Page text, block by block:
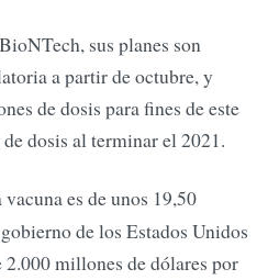
sus planes son
a partir de octubre, y
de dosis para fines de este
dosis al terminar el 2021.
es de unos 19,50
de los Estados Unidos
millones de dólares por